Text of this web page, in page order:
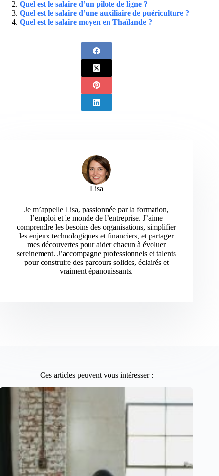
Quel est le salaire d’un pilote de ligne ?
Quel est le salaire d’une auxiliaire de puériculture ?
Quel est le salaire moyen en Thaïlande ?
Lisa
Je m’appelle Lisa, passionnée par la formation,
l’emploi et le monde de l’entreprise. J’aime
comprendre les besoins des organisations, simplifier
les enjeux technologiques et financiers, et partager
mes découvertes pour aider chacun à évoluer
sereinement. J’accompagne professionnels et talents
pour construire des parcours solides, éclairés et
vraiment épanouissants.
Ces articles peuvent vous intéresser :